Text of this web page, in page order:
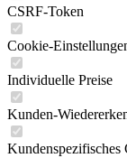
CSRF-Token
Cookie-
Individuelle Preise
Kunden-
Kundenspezifisches